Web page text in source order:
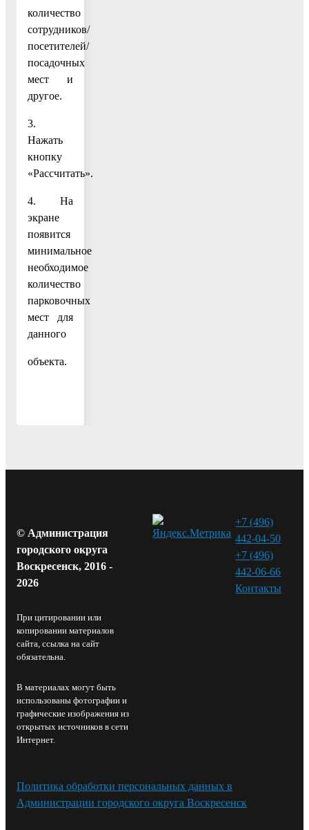
количество
сотрудников/
посетителей/
посадочных
мест и
другое.
3.
Нажать
кнопку
«Рассчитать».
4. На
экране
появится
минимальное
необходимое
количество
парковочных
мест для
данного
объекта.
© Администрация
городского округа
Воскресенск, 2016 -
2026
При цитировании или
копировании материалов
сайта, ссылка на сайт
обязательна.
В материалах могут быть
использованы фотографии и
графические изображения из
открытых источников в сети
Интернет.
+7 (496)
442-04-50
+7 (496)
442-06-66
Контакты⁠
Политика обработки персональных данных в
Администрации городского округа Воскресенск